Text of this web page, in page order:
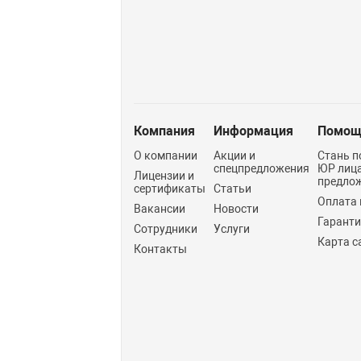
Компания
О компании
Лицензии и
сертификаты
Вакансии
Сотрудники
Контакты
Информация
Акции и
спецпредложения
Статьи
Новости
Услуги
Стань
ЮР
Оплата
Карта